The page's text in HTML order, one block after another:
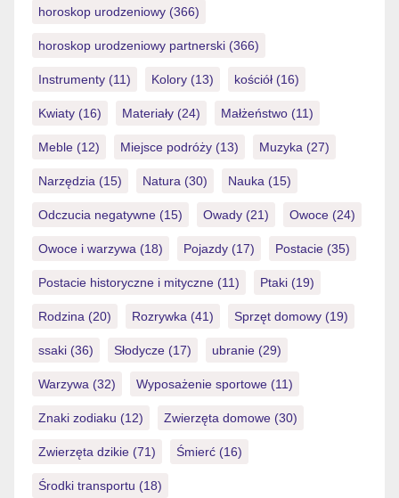
horoskop urodzeniowy (366)
horoskop urodzeniowy partnerski (366)
Instrumenty (11) Kolory (13) kościół (16)
Kwiaty (16) Materiały (24) Małżeństwo (11)
Meble (12) Miejsce podróży (13) Muzyka (27)
Narzędzia (15) Natura (30) Nauka (15)
Odczucia negatywne (15) Owady (21) Owoce (24)
Owoce i warzywa (18) Pojazdy (17) Postacie (35)
Postacie historyczne i mityczne (11) Ptaki (19)
Rodzina (20) Rozrywka (41) Sprzęt domowy (19)
ssaki (36) Słodycze (17) ubranie (29)
Warzywa (32) Wyposażenie sportowe (11)
Znaki zodiaku (12) Zwierzęta domowe (30)
Zwierzęta dzikie (71) Śmierć (16)
Środki transportu (18)